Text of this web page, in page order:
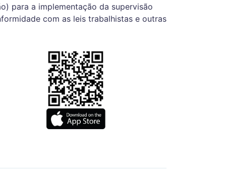
para a implementação da supervisão
com as leis trabalhistas e outras